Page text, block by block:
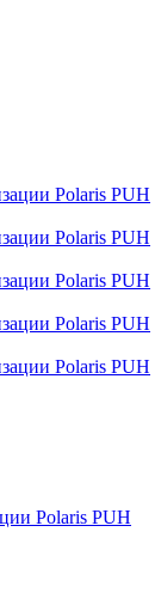
Polaris PUH